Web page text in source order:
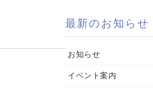
最新のお知らせ
お知らせ
イベント案内